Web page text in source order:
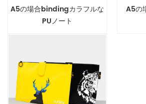
A5の場合bindingカラフルな
PUノート
A5の